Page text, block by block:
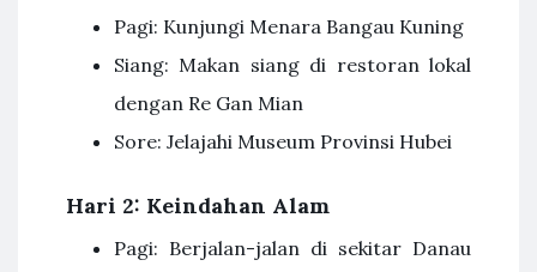
Pagi: Kunjungi Menara Bangau Kuning
Siang: Makan siang di restoran lokal
dengan Re Gan Mian
Sore: Jelajahi Museum Provinsi Hubei
Hari 2: Keindahan Alam
Pagi: Berjalan-jalan di sekitar Danau